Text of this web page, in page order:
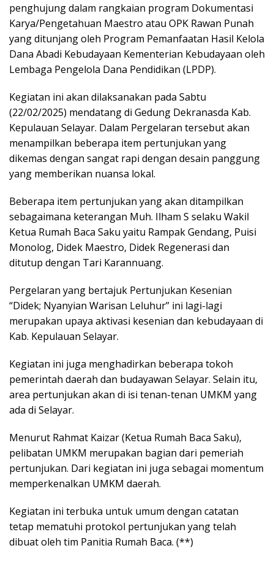
penghujung dalam rangkaian program Dokumentasi
Karya/Pengetahuan Maestro atau OPK Rawan Punah
yang ditunjang oleh Program Pemanfaatan Hasil Kelola
Dana Abadi Kebudayaan Kementerian Kebudayaan oleh
Lembaga Pengelola Dana Pendidikan (LPDP).
Kegiatan ini akan dilaksanakan pada Sabtu
(22/02/2025) mendatang di Gedung Dekranasda Kab.
Kepulauan Selayar. Dalam Pergelaran tersebut akan
menampilkan beberapa item pertunjukan yang
dikemas dengan sangat rapi dengan desain panggung
yang memberikan nuansa lokal.
Beberapa item pertunjukan yang akan ditampilkan
sebagaimana keterangan Muh. Ilham S selaku Wakil
Ketua Rumah Baca Saku yaitu Rampak Gendang, Puisi
Monolog, Didek Maestro, Didek Regenerasi dan
ditutup dengan Tari Karannuang.
Pergelaran yang bertajuk Pertunjukan Kesenian
“Didek; Nyanyian Warisan Leluhur” ini lagi-lagi
merupakan upaya aktivasi kesenian dan kebudayaan di
Kab. Kepulauan Selayar.
Kegiatan ini juga menghadirkan beberapa tokoh
pemerintah daerah dan budayawan Selayar. Selain itu,
area pertunjukan akan di isi tenan-tenan UMKM yang
ada di Selayar.
Menurut Rahmat Kaizar (Ketua Rumah Baca Saku),
pelibatan UMKM merupakan bagian dari pemeriah
pertunjukan. Dari kegiatan ini juga sebagai momentum
memperkenalkan UMKM daerah.
Kegiatan ini terbuka untuk umum dengan catatan
tetap mematuhi protokol pertunjukan yang telah
dibuat oleh tim Panitia Rumah Baca. (**)